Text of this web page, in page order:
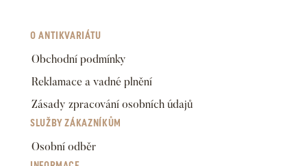
O ANTIKVARIÁTU
Obchodní podmínky
Reklamace a vadné plnění
Zásady zpracování osobních údajů
SLUŽBY ZÁKAZNÍKŮM
Osobní odběr